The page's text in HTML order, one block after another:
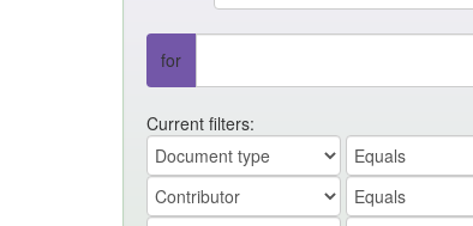
for
Current filters: